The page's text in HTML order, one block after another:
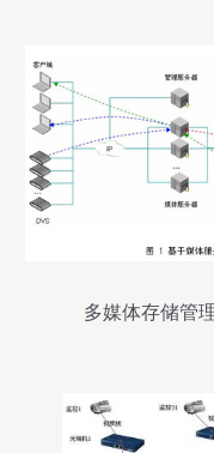
多媒体存储管